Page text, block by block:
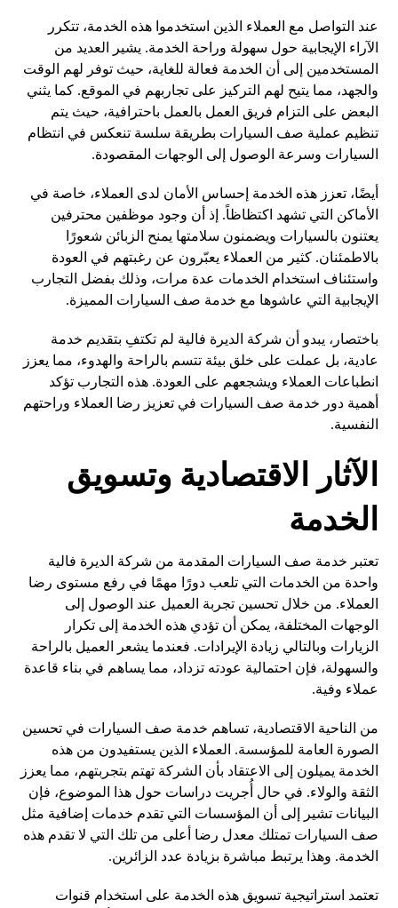
عند التواصل مع العملاء الذين استخدموا هذه الخدمة، تتكرر
الآراء الإيجابية حول سهولة وراحة الخدمة. يشير العديد من
المستخدمين إلى أن الخدمة فعالة للغاية، حيث توفر لهم الوقت
والجهد، مما يتيح لهم التركيز على تجاربهم في الموقع. كما يثني
البعض على التزام فريق العمل بالعمل باحترافية، حيث يتم
تنظيم عملية صف السيارات بطريقة سلسة تنعكس في انتظام
السيارات وسرعة الوصول إلى الوجهات المقصودة.
أيضًا، تعزز هذه الخدمة إحساس الأمان لدى العملاء، خاصة في
الأماكن التي تشهد اكتظاظاً. إذ أن وجود موظفين محترفين
يعتنون بالسيارات ويضمنون سلامتها يمنح الزبائن شعورًا
بالاطمئنان. كثير من العملاء يعبّرون عن رغبتهم في العودة
واستئناف استخدام الخدمات عدة مرات، وذلك بفضل التجارب
الإيجابية التي عاشوها مع خدمة صف السيارات المميزة.
باختصار، يبدو أن شركة الديرة فالية لم تكتفِ بتقديم خدمة
عادية، بل عملت على خلق بيئة تتسم بالراحة والهدوء، مما يعزز
انطباعات العملاء ويشجعهم على العودة. هذه التجارب تؤكد
أهمية دور خدمة صف السيارات في تعزيز رضا العملاء وراحتهم
النفسية.
الآثار الاقتصادية وتسويق
الخدمة
تعتبر خدمة صف السيارات المقدمة من شركة الديرة فالية
واحدة من الخدمات التي تلعب دورًا مهمًا في رفع مستوى رضا
العملاء. من خلال تحسين تجربة العميل عند الوصول إلى
الوجهات المختلفة، يمكن أن تؤدي هذه الخدمة إلى تكرار
الزيارات وبالتالي زيادة الإيرادات. فعندما يشعر العميل بالراحة
والسهولة، فإن احتمالية عودته تزداد، مما يساهم في بناء قاعدة
عملاء وفية.
من الناحية الاقتصادية، تساهم خدمة صف السيارات في تحسين
الصورة العامة للمؤسسة. العملاء الذين يستفيدون من هذه
الخدمة يميلون إلى الاعتقاد بأن الشركة تهتم بتجربتهم، مما يعزز
الثقة والولاء. في حال أُجريت دراسات حول هذا الموضوع، فإن
البيانات تشير إلى أن المؤسسات التي تقدم خدمات إضافية مثل
صف السيارات تمتلك معدل رضا أعلى من تلك التي لا تقدم هذه
الخدمة. وهذا يرتبط مباشرة بزيادة عدد الزائرين.
تعتمد استراتيجية تسويق هذه الخدمة على استخدام قنوات